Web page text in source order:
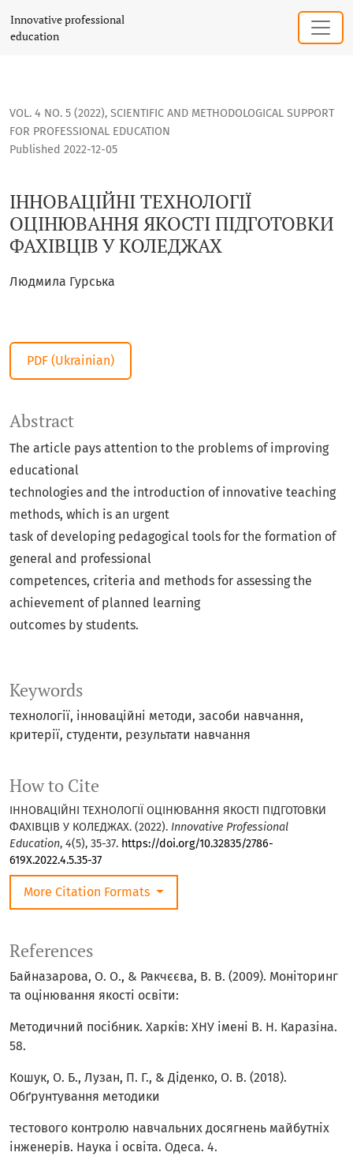
ІННОВАЦІЙНІ ТЕХНОЛОГІЇ ОЦІНЮВАННЯ ЯКОСТІ
Innovative professional
education
VOL. 4 NO. 5 (2022), SCIENTIFIC AND METHODOLOGICAL SUPPORT
FOR PROFESSIONAL EDUCATION
ІННОВАЦІЙНІ ТЕХНОЛОГІЇ
ОЦІНЮВАННЯ ЯКОСТІ ПІДГОТОВКИ
ФАХІВЦІВ У КОЛЕДЖАХ
Published 2022-12-05
Людмила Гурська
PDF (Ukrainian)
Keywords
технології, інноваційні методи, засоби навчання,
критерії, студенти, результати навчання
How to Cite
ІННОВАЦІЙНІ ТЕХНОЛОГІЇ ОЦІНЮВАННЯ ЯКОСТІ ПІДГОТОВКИ
ФАХІВЦІВ У КОЛЕДЖАХ. (2022). Innovative Professional
Education, 4(5), 35-37. https://doi.org/10.32835/2786-
619X.2022.4.5.35-37
More Citation Formats
Abstract
The article pays attention to the problems of improving
educational
technologies and the introduction of innovative teaching
methods, which is an urgent
task of developing pedagogical tools for the formation of
general and professional
competences, criteria and methods for assessing the
achievement of planned learning
outcomes by students.
References
Байназарова, О. О., & Ракчєєва, В. В. (2009). Моніторинг
та оцінювання якості освіти:
Методичний посібник. Харків: ХНУ імені В. Н. Каразіна.
58.
Кошук, О. Б., Лузан, П. Г., & Діденко, О. В. (2018).
Обґрунтування методики
тестового контролю навчальних досягнень майбутніх
інженерів. Наука і освіта. Одеса. 4.